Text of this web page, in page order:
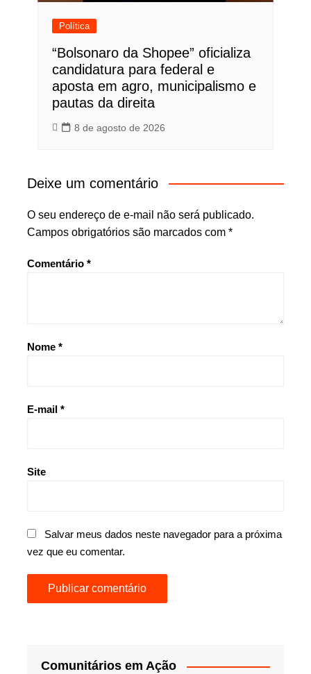
Política
“Bolsonaro da Shopee” oficializa
candidatura para federal e
aposta em agro, municipalismo e
pautas da direita
8 de agosto de 2026
Deixe um comentário
O seu endereço de e-mail não será publicado.
Campos obrigatórios são marcados com *
Comentário *
Nome *
E-mail *
Site
Salvar meus dados neste navegador para a próxima
vez que eu comentar.
Comunitários em Ação